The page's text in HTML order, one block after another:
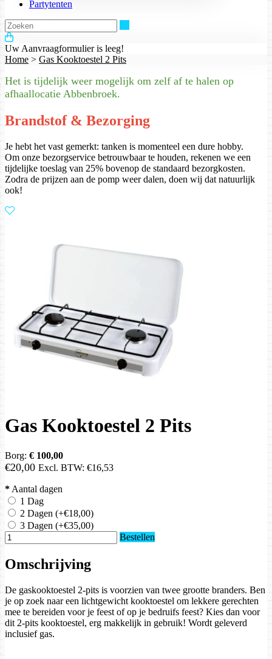
Partytenten
Uw Aanvraagformulier is leeg!
Home > Gas Kooktoestel 2 Pits
Het is tijdelijk weer mogelijk om zelf af te halen op
afhaallocatie Abbenbroek.
Brandstof & Bezorging
Je hebt het vast gemerkt: tanken is momenteel een dure hobby.
Om onze bezorgservice betrouwbaar te houden, rekenen we een
tijdelijke toeslag van 25% bovenop de standaard bezorgkosten.
Zodra de prijzen aan de pomp weer dalen, doen wij dat natuurlijk
ook!
Gas Kooktoestel 2 Pits
Borg: € 100,00
€20,00 Excl. BTW: €16,53
* Aantal dagen
1 Dag
2 Dagen (+€18,00)
3 Dagen (+€35,00)
Bestellen
Omschrijving
De gaskooktoestel 2-pits is voorzien van twee grootte branders. Ben
je op zoek naar een lichtgewicht kooktoestel om lekkere gerechten
mee te bereiden voor je feest of op je bedruifs feest? Kies dan voor
dit 2-pits kooktoestel, erg makkelijk in gebruik! Wordt geleverd
inclusief gas.